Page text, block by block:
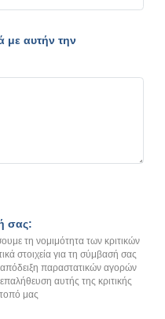
με αυτήν την
σας:
τη νομιμότητα των κριτικών
στοιχεία για τη σύμβασή σας
παραστατικών αγορών
αυτής της κριτικής
μας